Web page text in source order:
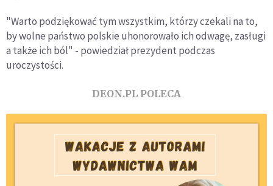
"Warto podziękować tym wszystkim, którzy czekali na to,
by wolne państwo polskie uhonorowało ich odwagę, zasługi
a także ich ból" - powiedział prezydent podczas
uroczystości.
DEON.PL POLECA